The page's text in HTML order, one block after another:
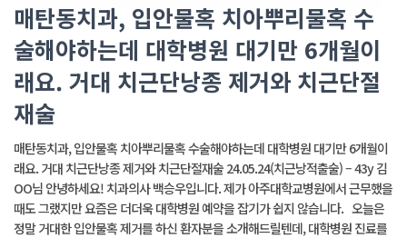
매탄동치과, 입안물혹 치아뿌리물혹 수
술해야하는데 대학병원 대기만 6개월이
래요. 거대 치근단낭종 제거와 치근단절
재술
매탄동치과, 입안물혹 치아뿌리물혹 수술해야하는데 대학병원 대기만 6개월이
래요. 거대 치근단낭종 제거와 치근단절재술 24.05.24(치근낭적출술) – 43y 김
OO님 안녕하세요! 치과의사 백승우입니다. 제가 아주대학교병원에서 근무했을
때도 그랬지만 요즘은 더더욱 대학병원 예약을 잡기가 쉽지 않습니다. 오늘은
정말 거대한 입안물혹 제거를 하신 환자분을 소개해드릴텐데, 대학병원 진료를